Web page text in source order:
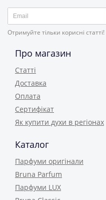
Отримуйте тільки корисні статті!
Про магазин
Статті
Доставка
Оплата
Сертифікат
Як купити духи в регіонах
Каталог
Парфуми оригінали
Bruna Parfum
Парфуми LUX